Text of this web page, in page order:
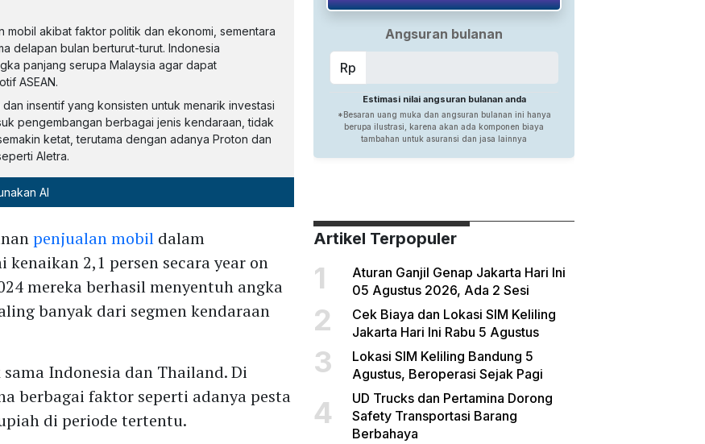
mobil akibat faktor politik dan ekonomi, sementara
delapan bulan berturut-turut. Indonesia
panjang serupa Malaysia agar dapat
ASEAN.
insentif yang konsisten untuk menarik investasi
pengembangan berbagai jenis kendaraan, tidak
ketat, terutama dengan adanya Proton dan
Aletra.
AI
penjualan mobil dalam
2,1 persen secara year on
mereka berhasil menyentuh angka
banyak dari segmen kendaraan
Indonesia dan Thailand. Di
berbagai faktor seperti adanya pesta
di periode tertentu.
Artikel Terpopuler
1
Aturan Ganjil Genap Jakarta Hari Ini
05 Agustus 2026, Ada 2 Sesi
2
Cek Biaya dan Lokasi SIM Keliling
Jakarta Hari Ini Rabu 5 Agustus
3
Lokasi SIM Keliling Bandung 5
Agustus, Beroperasi Sejak Pagi
4
UD Trucks dan Pertamina Dorong
Safety Transportasi Barang
Berbahaya